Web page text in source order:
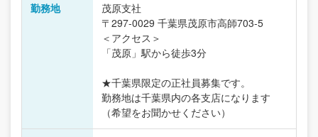
勤務地
茂原支社
〒297-0029 千葉県茂原市高師703-5
＜アクセス＞
「茂原」駅から徒歩3分
★千葉県限定の正社員募集です。
勤務地は千葉県内の各支店になります
（希望をお聞かせください）